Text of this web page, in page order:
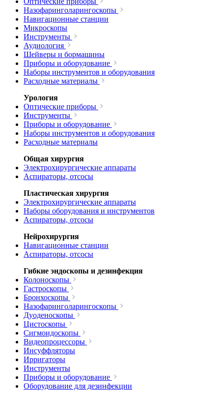
Назофаринголарингоскопы
Навигационные станции
Микроскопы
Инструменты
Аудиология
Шейверы и бормашины
Приборы и оборудование
Наборы инструментов и оборудования
Расходные материалы
Урология
Оптические приборы
Инструменты
Приборы и оборудование
Наборы инструментов и оборудования
Расходные материалы
Общая хирургия
Электрохирургические аппараты
Аспираторы, отсосы
Пластическая хирургия
Электрохирургические аппараты
Наборы оборудования и инструментов
Аспираторы, отсосы
Нейрохирургия
Навигационные станции
Аспираторы, отсосы
Гибкие эндоскопы и дезинфекция
Колоноскопы
Гастроскопы
Бронхоскопы
Назофаринголарингоскопы
Дуоденоскопы
Цистоскопы
Сигмоидоскопы
Видеопроцессоры
Инсуффляторы
Ирригаторы
Инструменты
Приборы и оборудование
Оборудование для дезинфекции